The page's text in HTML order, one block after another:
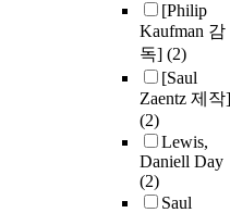
[Philip
Kaufman 감
독] (2)
[Saul
Zaentz 제작]
(2)
Lewis,
Daniell Day
(2)
Saul